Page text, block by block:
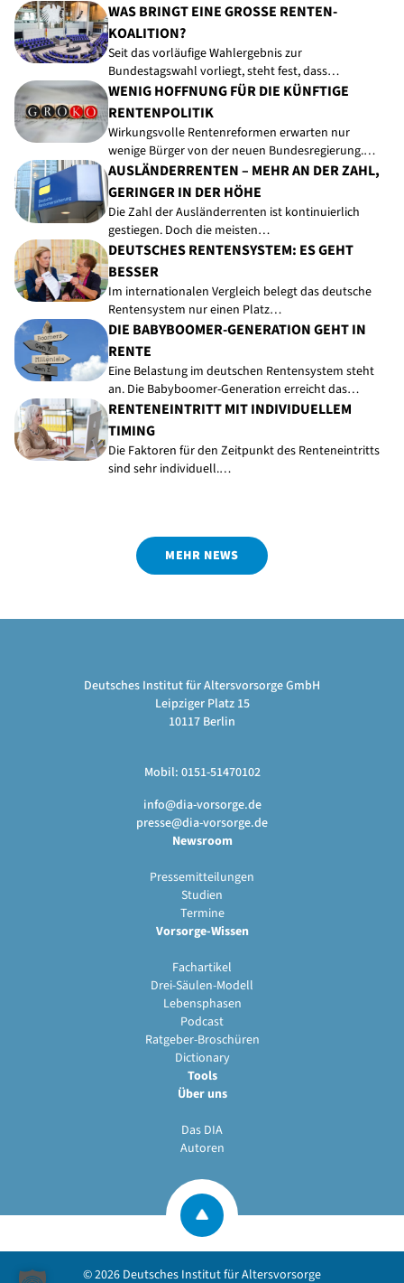
WAS BRINGT EINE GROSSE RENTEN-K
OALITION?
Seit das vorläufige Wahlergebnis zur
Bundestagswahl vorliegt, steht fest, dass…
WENIG HOFFNUNG FÜR DIE KÜNFTIGE
RENTENPOLITIK
Wirkungsvolle Rentenreformen erwarten nur
wenige Bürger von der neuen Bundesregierung.…
AUSLÄNDERRENTEN – MEHR AN DER ZAHL,
GERINGER IN DER HÖHE
Die Zahl der Ausländerrenten ist kontinuierlich
gestiegen. Doch die meisten…
DEUTSCHES RENTENSYSTEM: ES GEHT
BESSER
Im internationalen Vergleich belegt das deutsche
Rentensystem nur einen Platz…
DIE BABYBOOMER-GENERATION GEHT IN
RENTE
Eine Belastung im deutschen Rentensystem steht
an. Die Babyboomer-Generation erreicht das…
RENTENEINTRITT MIT INDIVIDUELLEM
TIMING
Die Faktoren für den Zeitpunkt des Renteneintritts
sind sehr individuell.…
MEHR NEWS
Deutsches Institut für Altersvorsorge GmbH
Leipziger Platz 15
10117 Berlin
Mobil: 0151-51470102
info@dia-vorsorge.de
presse@dia-vorsorge.de
Newsroom
Pressemitteilungen
Studien
Termine
Vorsorge-Wissen
Fachartikel
Drei-Säulen-Modell
Lebensphasen
Podcast
Ratgeber-Broschüren
Dictionary
Tools
Über uns
Das DIA
Autoren
© 2026 Deutsches Institut für Altersvorsorge